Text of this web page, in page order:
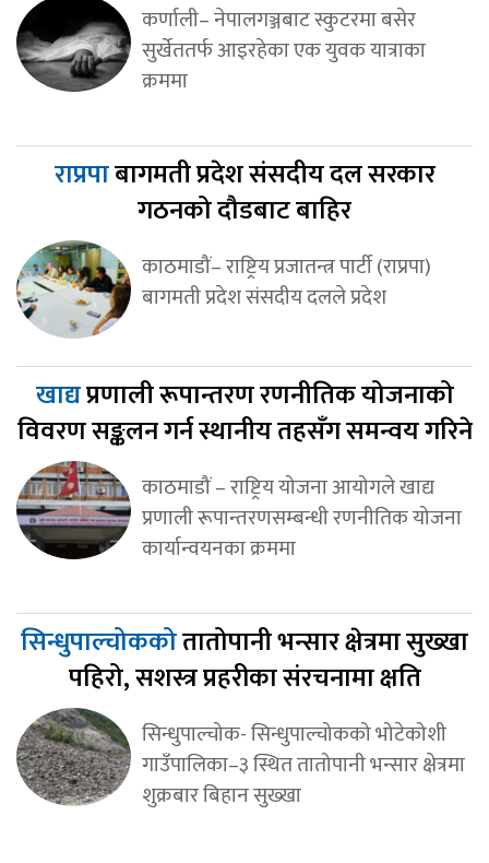
कर्णाली– नेपालगञ्जबाट स्कुटरमा बसेर
सुर्खेततर्फ आइरहेका एक युवक यात्राका
क्रममा
राप्रपाबागमती प्रदेश संसदीय दल सरकार
गठनको दौडबाट बाहिर
काठमाडौं– राष्ट्रिय प्रजातन्त्र पार्टी (राप्रपा)
बागमती प्रदेश संसदीय दलले प्रदेश
खाद्यप्रणाली रूपान्तरण रणनीतिक योजनाको
विवरण सङ्कलन गर्न स्थानीय तहसँग समन्वय गरिने
काठमाडौं – राष्ट्रिय योजना आयोगले खाद्य
प्रणाली रूपान्तरणसम्बन्धी रणनीतिक योजना
कार्यान्वयनका क्रममा
सिन्धुपाल्चोककोतातोपानी भन्सार क्षेत्रमा सुख्खा
पहिरो, सशस्त्र प्रहरीका संरचनामा क्षति
सिन्धुपाल्चोक- सिन्धुपाल्चोकको भोटेकोशी
गाउँपालिका–३ स्थित तातोपानी भन्सार क्षेत्रमा
शुक्रबार बिहान सुख्खा